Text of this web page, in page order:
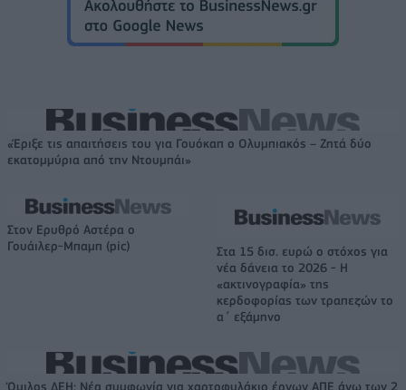
«Έριξε τις απαιτήσεις του για Γουόκαπ ο Ολυμπιακός – Ζητά δύο
εκατομμύρια από την Ντουμπάι»
Στον Ερυθρό Αστέρα ο
Γουάιλερ-Μπαμπ (pic)
Στα 15 δισ. ευρώ ο στόχος για
νέα δάνεια το 2026 - Η
«ακτινογραφία» της
κερδοφορίας των τραπεζών το
α΄ εξάμηνο
Όμιλος ΔΕΗ: Νέα συμφωνία για χαρτοφυλάκιο έργων ΑΠΕ άνω των 2